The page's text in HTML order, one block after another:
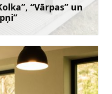
“Vārpas” un
Uzzināt vairāk